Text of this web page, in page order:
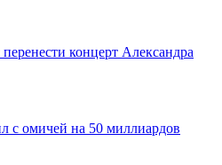
концерт Александра
с омичей на 50 миллиардов